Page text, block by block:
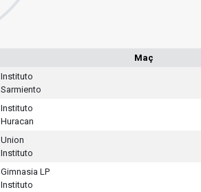
Maç
Instituto
Sarmiento
Instituto
Huracan
Union
Instituto
Gimnasia LP
Instituto